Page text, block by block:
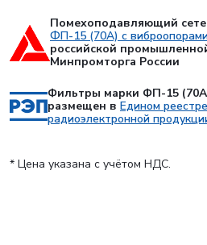
Помехоподавляющий
ФП-15 (70А) с
российской
Минпромторга России
Фильтры марки ФП-15
размещен в Едином
радиоэлектронной
* Цена указана с учётом НДС.